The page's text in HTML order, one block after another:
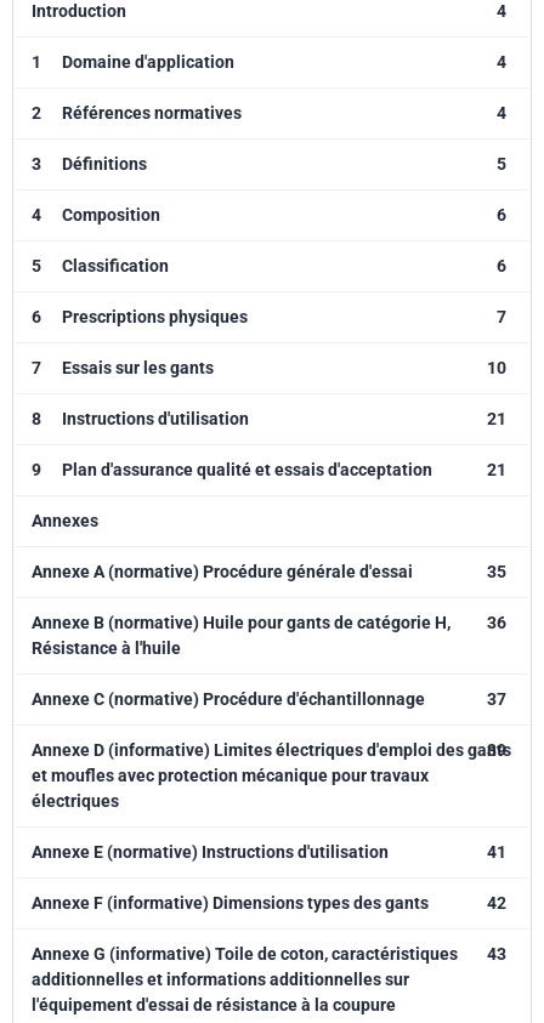
Introduction 4
1 Domaine d'application 4
2 Références normatives 4
3 Définitions 5
4 Composition 6
5 Classification 6
6 Prescriptions physiques 7
7 Essais sur les gants 10
8 Instructions d'utilisation 21
9 Plan d'assurance qualité et essais d'acceptation 21
Annexes
Annexe A (normative) Procédure générale d'essai 35
Annexe B (normative) Huile pour gants de catégorie H,
Résistance à l'huile
36
Annexe C (normative) Procédure d'échantillonnage 37
Annexe D (informative) Limites électriques d'emploi des gants
et moufles avec protection mécanique pour travaux
électriques
39
Annexe E (normative) Instructions d'utilisation 41
Annexe F (informative) Dimensions types des gants 42
Annexe G (informative) Toile de coton, caractéristiques
additionnelles et informations additionnelles sur
l'équipement d'essai de résistance à la coupure
43